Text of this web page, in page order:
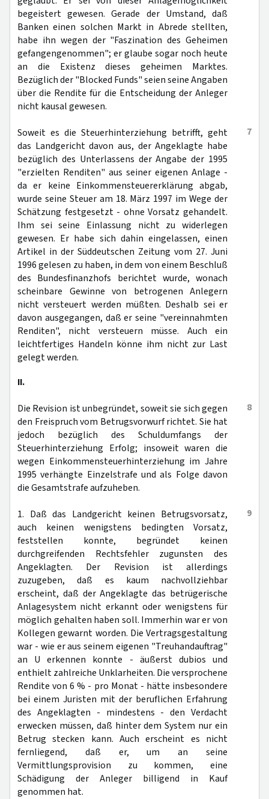
begeistert gewesen. Gerade der Umstand, daß
Banken einen solchen Markt in Abrede stellten,
habe ihn wegen der "Faszination des Geheimen
gefangengenommen"; er glaube sogar noch heute
an die Existenz dieses geheimen Marktes.
Bezüglich der "Blocked Funds" seien seine Angaben
über die Rendite für die Entscheidung der Anleger
nicht kausal gewesen.
7
Soweit es die Steuerhinterziehung betrifft, geht
das Landgericht davon aus, der Angeklagte habe
bezüglich des Unterlassens der Angabe der 1995
"erzielten Renditen" aus seiner eigenen Anlage -
da er keine Einkommensteuererklärung abgab,
wurde seine Steuer am 18. März 1997 im Wege der
Schätzung festgesetzt - ohne Vorsatz gehandelt.
Ihm sei seine Einlassung nicht zu widerlegen
gewesen. Er habe sich dahin eingelassen, einen
Artikel in der Süddeutschen Zeitung vom 27. Juni
1996 gelesen zu haben, in dem von einem Beschluß
des Bundesfinanzhofs berichtet wurde, wonach
scheinbare Gewinne von betrogenen Anlegern
nicht versteuert werden müßten. Deshalb sei er
davon ausgegangen, daß er seine "vereinnahmten
Renditen", nicht versteuern müsse. Auch ein
leichtfertiges Handeln könne ihm nicht zur Last
gelegt werden.
II.
8
Die Revision ist unbegründet, soweit sie sich gegen
den Freispruch vom Betrugsvorwurf richtet. Sie hat
jedoch bezüglich des Schuldumfangs der
Steuerhinterziehung Erfolg; insoweit waren die
wegen Einkommensteuerhinterziehung im Jahre
1995 verhängte Einzelstrafe und als Folge davon
die Gesamtstrafe aufzuheben.
9
1. Daß das Landgericht keinen Betrugsvorsatz,
auch keinen wenigstens bedingten Vorsatz,
feststellen konnte, begründet keinen
durchgreifenden Rechtsfehler zugunsten des
Angeklagten. Der Revision ist allerdings
zuzugeben, daß es kaum nachvollziehbar
erscheint, daß der Angeklagte das betrügerische
Anlagesystem nicht erkannt oder wenigstens für
möglich gehalten haben soll. Immerhin war er von
Kollegen gewarnt worden. Die Vertragsgestaltung
war - wie er aus seinem eigenen "Treuhandauftrag"
an U erkennen konnte - äußerst dubios und
enthielt zahlreiche Unklarheiten. Die versprochene
Rendite von 6 % - pro Monat - hätte insbesondere
bei einem Juristen mit der beruflichen Erfahrung
des Angeklagten - mindestens - den Verdacht
erwecken müssen, daß hinter dem System nur ein
Betrug stecken kann. Auch erscheint es nicht
fernliegend, daß er, um an seine
Vermittlungsprovision zu kommen, eine
Schädigung der Anleger billigend in Kauf
genommen hat.